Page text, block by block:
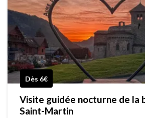
Dès 6€
Visite guidée nocturne de la
Saint-Martin